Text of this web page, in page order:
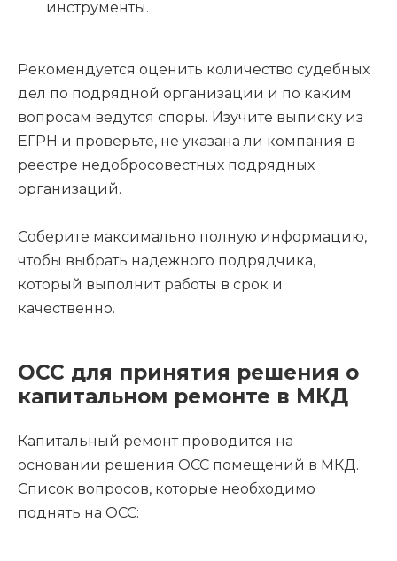
инструменты.
Рекомендуется оценить количество судебных
дел по подрядной организации и по каким
вопросам ведутся споры. Изучите выписку из
ЕГРН и проверьте, не указана ли компания в
реестре недобросовестных подрядных
организаций.
Соберите максимально полную информацию,
чтобы выбрать надежного подрядчика,
который выполнит работы в срок и
качественно.
ОСС для принятия решения о
капитальном ремонте в МКД
Капитальный ремонт проводится на
основании решения ОСС помещений в МКД.
Список вопросов, которые необходимо
поднять на ОСС: